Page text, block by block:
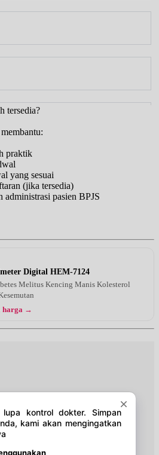
tersedia?
praktik
yang sesuai
(jika tersedia)
administrasi pasien BPJS
Digital HEM-7124
Melitus Kencing Manis Kolesterol
harga →